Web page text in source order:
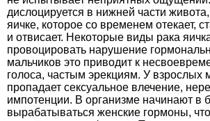
дислоцируется в нижней части
яичке, которое со временем отекает,
и отвисает. Некоторые виды paка
провоцировать нарушение
мальчиков это приводит к
голоса, частым эpeкциям. У взрослых
пропадает ceкcуальное влечение,
импотенции. В организме начинают в
выpaбатываться женские гормоны,